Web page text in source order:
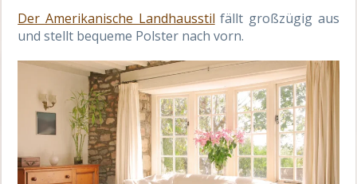
Der Amerikanische Landhausstil fällt großzügig aus
und stellt bequeme Polster nach vorn.